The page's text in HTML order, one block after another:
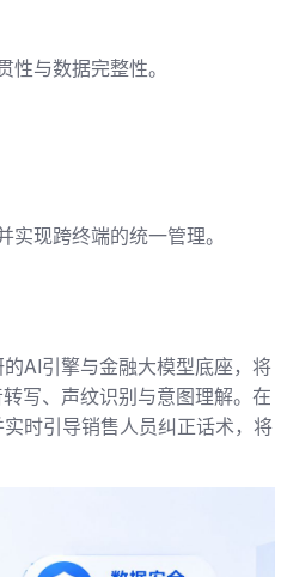
与数据完整性。
现跨终端的统一管理。
AI引擎与金融大模型底座，将
写、声纹识别与意图理解。在
时引导销售人员纠正话术，将